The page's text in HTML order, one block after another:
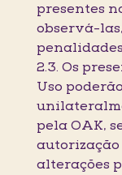
presentes
observá-
2.3. Os
Uso
pela OAK,
alterações